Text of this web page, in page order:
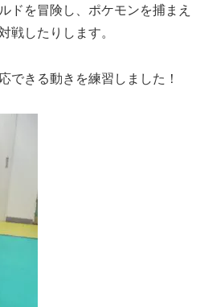
ドを冒険し、ポケモンを捕まえ
戦したりします。
できる動きを練習しました！